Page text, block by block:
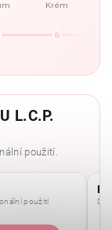
Krém
L.C.P.
použití.
použití